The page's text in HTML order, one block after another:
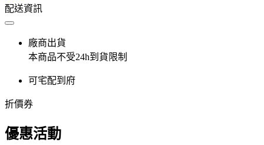
配送資訊
廠商出貨
本商品不受24h到貨限制
可宅配到府
折價券
優惠活動